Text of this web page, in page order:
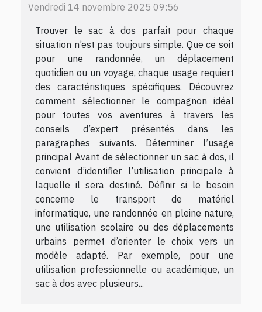
Vendredi 14 novembre 2025 09:56
Trouver le sac à dos parfait pour chaque
situation n’est pas toujours simple. Que ce soit
pour une randonnée, un déplacement
quotidien ou un voyage, chaque usage requiert
des caractéristiques spécifiques. Découvrez
comment sélectionner le compagnon idéal
pour toutes vos aventures à travers les
conseils d’expert présentés dans les
paragraphes suivants. Déterminer l’usage
principal Avant de sélectionner un sac à dos, il
convient d’identifier l’utilisation principale à
laquelle il sera destiné. Définir si le besoin
concerne le transport de matériel
informatique, une randonnée en pleine nature,
une utilisation scolaire ou des déplacements
urbains permet d’orienter le choix vers un
modèle adapté. Par exemple, pour une
utilisation professionnelle ou académique, un
sac à dos avec plusieurs...